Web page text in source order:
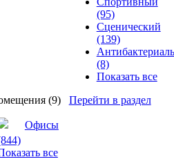
(95)
Сценический
(139)
(8)
Показать все
(9)
Офисы
все
Перейти в раздел